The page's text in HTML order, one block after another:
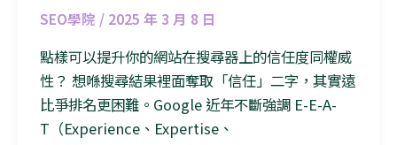
SEO學院 / 2025 年 3 月 8 日
點樣可以提升你的網站在搜尋器上的信任度同權威
性？ 想喺搜尋結果裡面奪取「信任」二字，其實遠
比爭排名更困難。Google 近年不斷強調 E-E-A-
T（Experience、Expertise、